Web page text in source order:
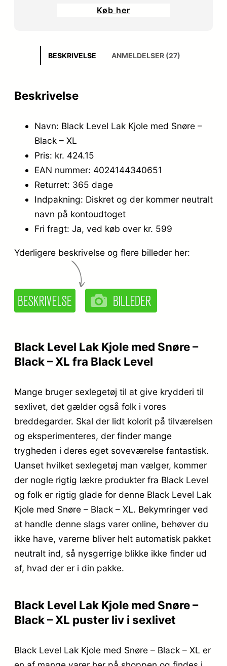
pris
Køb her
BESKRIVELSE ANMELDELSER (27)
Beskrivelse
Navn: Black Level Lak Kjole med Snøre –
Black – XL
Pris: kr. 424.15
EAN nummer: 4024144340651
Returret: 365 dage
Indpakning: Diskret og der kommer neutralt
navn på kontoudtoget
Fri fragt: Ja, ved køb over kr. 599
Yderligere beskrivelse og flere billeder her:
Black Level Lak Kjole med Snøre –
Black – XL fra Black Level
Mange bruger sexlegetøj til at give krydderi til
sexlivet, det gælder også folk i vores
breddegarder. Skal der lidt kolorit på tilværelsen
og eksperimenteres, der finder mange
trygheden i deres eget soveværelse fantastisk.
Uanset hvilket sexlegetøj man vælger, kommer
der nogle rigtig lækre produkter fra Black Level
og folk er rigtig glade for denne Black Level Lak
Kjole med Snøre – Black – XL. Bekymringer ved
at handle denne slags varer online, behøver du
ikke have, varerne bliver helt automatisk pakket
neutralt ind, så nysgerrige blikke ikke finder ud
af, hvad der er i din pakke.
Black Level Lak Kjole med Snøre –
Black – XL puster liv i sexlivet
Black Level Lak Kjole med Snøre – Black – XL er